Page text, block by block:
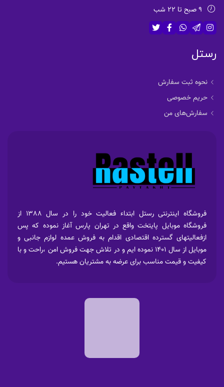
9 صبح تا 22 شب
رستل
نحوه ثبت سفارش
حریم خصوصی
سفارش‌های من
فروشگاه اینترنتی رستل ابتداء فعالیت خود را در سال 1388 از
فروشگاه موبایل پایتخت واقع در تهران پارس آغاز نموده که پس
ازفعالیتهای گسترده اقتصادی اقدام به فروش عمده لوازم جانبی و
موبایل از سال 1401 نموده ایم و در تلاش جهت فروش امن ،راحت و با
کیفیت و قیمت مناسب برای عرضه به مشتریان هستیم.